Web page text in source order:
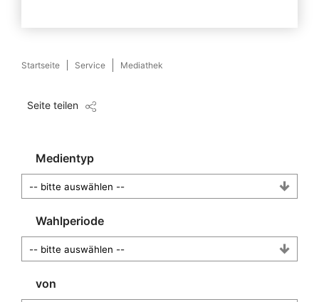
Startseite Service Mediathek
Seite teilen
Medientyp
Wahlperiode
von